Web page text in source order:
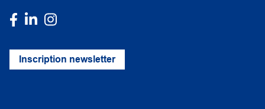
Inscription newsletter